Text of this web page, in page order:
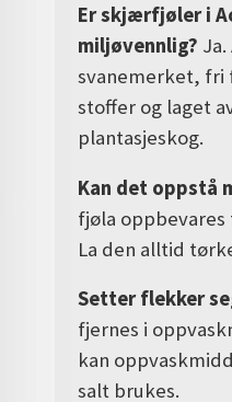
Er skjærfjøler i
miljøvennlig?
svanemerket, fri
stoffer og laget
plantasjeskog.
Kan det oppstå
fjøla
La den alltid
Setter flekker
fjernes i
kan
salt brukes.